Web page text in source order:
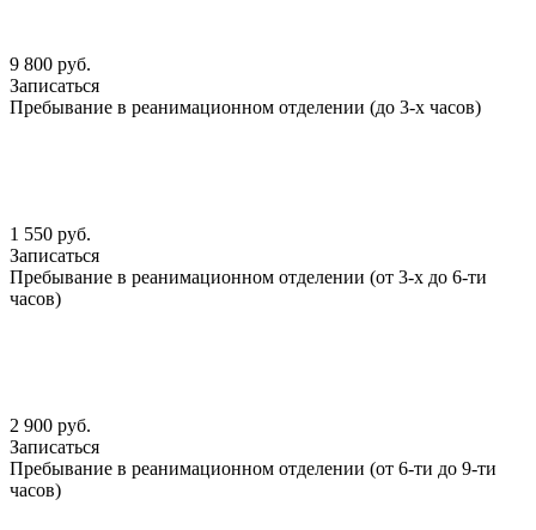
9 800 руб.
Записаться
Пребывание в реанимационном отделении (до 3-х часов)
1 550 руб.
Записаться
Пребывание в реанимационном отделении (от 3-х до 6-ти
часов)
2 900 руб.
Записаться
Пребывание в реанимационном отделении (от 6-ти до 9-ти
часов)